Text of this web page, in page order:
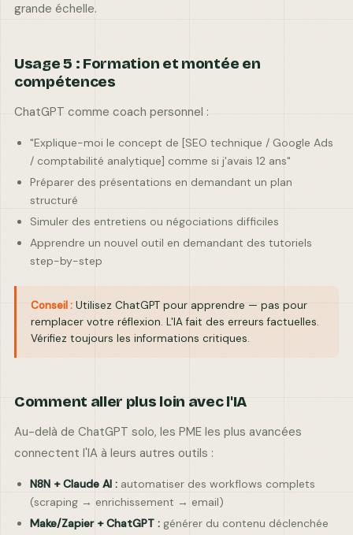
grande échelle.
Usage 5 : Formation et montée en
compétences
ChatGPT comme coach personnel :
"Explique-moi le concept de [SEO technique / Google Ads
/ comptabilité analytique] comme si j'avais 12 ans"
Préparer des présentations en demandant un plan
structuré
Simuler des entretiens ou négociations difficiles
Apprendre un nouvel outil en demandant des tutoriels
step-by-step
Conseil : Utilisez ChatGPT pour apprendre — pas pour
remplacer votre réflexion. L'IA fait des erreurs factuelles.
Vérifiez toujours les informations critiques.
Comment aller plus loin avec l'IA
Au-delà de ChatGPT solo, les PME les plus avancées
connectent l'IA à leurs autres outils :
N8N + Claude AI : automatiser des workflows complets
(scraping → enrichissement → email)
Make/Zapier + ChatGPT : générer du contenu déclenchée